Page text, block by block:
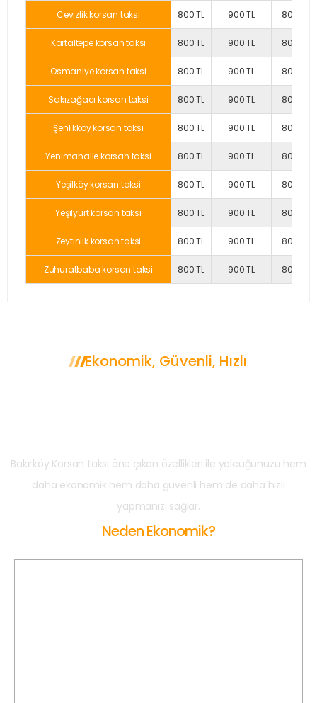
Cevizlik korsan taksi 800 TL 900 TL 800 TL
Kartaltepe korsan taksi 800 TL 900 TL 800 TL
Osmaniye korsan taksi 800 TL 900 TL 800 TL
Sakızağacı korsan taksi 800 TL 900 TL 800 TL
Şenlikköy korsan taksi 800 TL 900 TL 800 TL
Yenimahalle korsan taksi 800 TL 900 TL 800 TL
Yeşilköy korsan taksi 800 TL 900 TL 800 TL
Yeşilyurt korsan taksi 800 TL 900 TL 800 TL
Zeytinlik korsan taksi 800 TL 900 TL 800 TL
Zuhuratbaba korsan taksi 800 TL 900 TL 800 TL
Ekonomik, Güvenli, Hızlı
Bakırköy Korsan taksi öne çıkan özellikleri ile yolcuğunuzu hem
daha ekonomik hem daha güvenli hem de daha hızlı
yapmanızı sağlar.
Neden Ekonomik?